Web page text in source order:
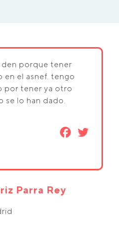
porque tener
en el asnef. tengo
por tener ya otro
se lo han dado.
Parra Rey